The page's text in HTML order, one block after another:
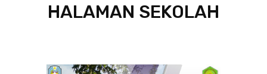
HALAMAN SEKOLAH